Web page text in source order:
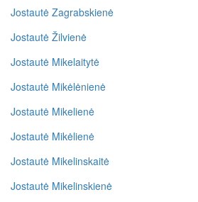
Jostautė Zagrabskienė
Jostautė Žilvienė
Jostautė Mikelaitytė
Jostautė Mikėlėnienė
Jostautė Mikelienė
Jostautė Mikėlienė
Jostautė Mikelinskaitė
Jostautė Mikelinskienė